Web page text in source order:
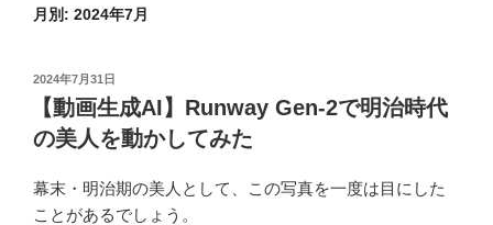
月別: 2024年7月
投
稿
日:
2024年7月31日
【動画生成AI】Runway Gen-2で明治時代
の美人を動かしてみた
幕末・明治期の美人として、この写真を一度は目にした
ことがあるでしょう。